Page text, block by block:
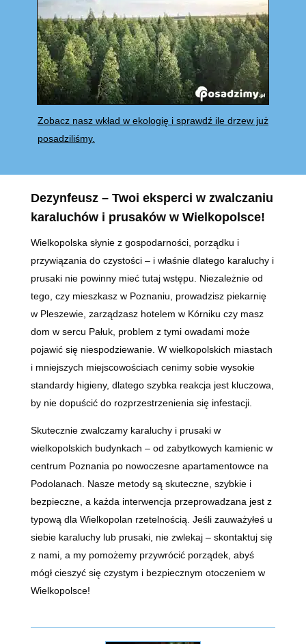
Zobacz nasz wkład w ekologię i sprawdź ile drzew już
posadziliśmy.
Dezynfeusz – Twoi eksperci w zwalczaniu
karaluchów i prusaków w Wielkopolsce!
Wielkopolska słynie z gospodarności, porządku i
przywiązania do czystości – i właśnie dlatego karaluchy i
prusaki nie powinny mieć tutaj wstępu. Niezależnie od
tego, czy mieszkasz w Poznaniu, prowadzisz piekarnię
w Pleszewie, zarządzasz hotelem w Kórniku czy masz
dom w sercu Pałuk, problem z tymi owadami może
pojawić się niespodziewanie. W wielkopolskich miastach
i mniejszych miejscowościach cenimy sobie wysokie
standardy higieny, dlatego szybka reakcja jest kluczowa,
by nie dopuścić do rozprzestrzenienia się infestacji.
Skutecznie zwalczamy karaluchy i prusaki w
wielkopolskich budynkach – od zabytkowych kamienic w
centrum Poznania po nowoczesne apartamentowce na
Podolanach. Nasze metody są skuteczne, szybkie i
bezpieczne, a każda interwencja przeprowadzana jest z
typową dla Wielkopolan rzetelnością. Jeśli zauważyłeś u
siebie karaluchy lub prusaki, nie zwlekaj – skontaktuj się
z nami, a my pomożemy przywrócić porządek, abyś
mógł cieszyć się czystym i bezpiecznym otoczeniem w
Wielkopolsce!